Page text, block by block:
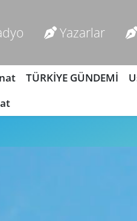
Yazarlar
TÜRKİYE GÜNDEMİ